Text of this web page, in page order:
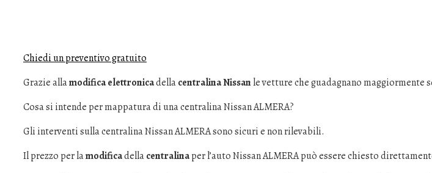
Chiedi un preventivo gratuito
Grazie allamodifica elettronicadellacentralina Nissanle vetture che guadagnano maggiormente
Cosa si intende per mappatura di una centralina Nissan ALMERA?
Gli interventi sulla centralina Nissan ALMERA sono sicuri e non rilevabili.
Il prezzo per lamodificadellacentralinaper l’auto Nissan ALMERA può essere chiesto